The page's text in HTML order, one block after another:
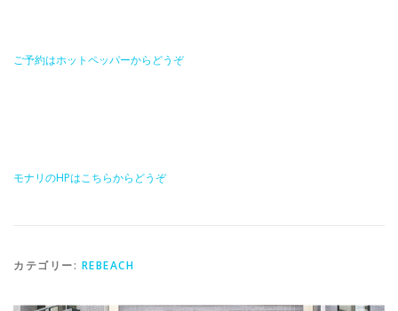
ご予約はホットペッパーからどうぞ
モナリのHPはこちらからどうぞ
カテゴリー: REBEACH